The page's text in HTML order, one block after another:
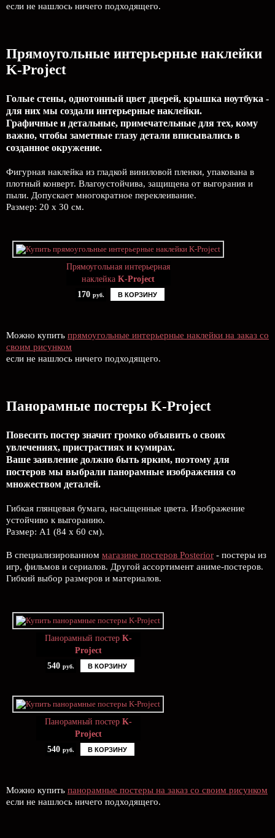
если не нашлось ничего подходящего.
Прямоугольные интерьерные наклейки
K-Project
Голые стены, однотонный цвет дверей, крышка ноутбука -
для них мы создали интерьерные наклейки.
Графичные и детальные, примечательные для тех, кому
важно, чтобы заметные глазу детали вписывались в
созданное окружение.
Фигурная наклейка из гладкой виниловой пленки, упакована в
плотный конверт. Влагоустойчива, защищена от выгорания и
пыли. Допускает многократное переклеивание.
Размер: 20 х 30 см.
Прямоугольная интерьерная
наклейка K-Project
170 руб. В КОРЗИНУ
Можно купить прямоугольные интерьерные наклейки на заказ со
своим рисунком
если не нашлось ничего подходящего.
Панорамные постеры K-Project
Повесить постер значит громко объявить о своих
увлечениях, пристрастиях и кумирах.
Ваше заявление должно быть ярким, поэтому для
постеров мы выбрали панорамные изображения со
множеством деталей.
Гибкая глянцевая бумага, насыщенные цвета. Изображение
устойчиво к выгоранию.
Размер: А1 (84 х 60 см).
В специализированном магазине постеров Posterior - постеры из
игр, фильмов и сериалов. Другой ассортимент аниме-постеров.
Гибкий выбор размеров и материалов.
Панорамный постер K-
Project
540 руб. В КОРЗИНУ
Панорамный постер K-
Project
540 руб. В КОРЗИНУ
Можно купить панорамные постеры на заказ со своим рисунком
если не нашлось ничего подходящего.